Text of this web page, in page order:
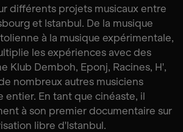
différents projets musicaux entre
et Istanbul. De la musique
à la musique expérimentale,
les expériences avec des
Klub Demboh, Eponj, Racines, H',
nombreux autres musiciens
entier. En tant que cinéaste, il
à son premier documentaire sur
libre d'Istanbul.